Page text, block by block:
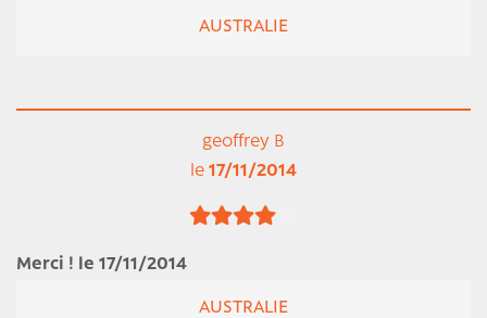
AUSTRALIE
geoffrey B
le 17/11/2014
Merci ! le 17/11/2014
AUSTRALIE